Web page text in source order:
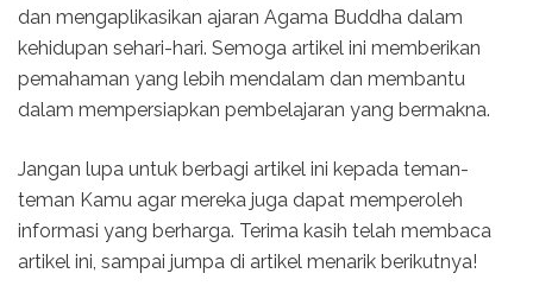
dan mengaplikasikan ajaran Agama Buddha dalam
kehidupan sehari-hari. Semoga artikel ini memberikan
pemahaman yang lebih mendalam dan membantu
dalam mempersiapkan pembelajaran yang bermakna.
Jangan lupa untuk berbagi artikel ini kepada teman-
teman Kamu agar mereka juga dapat memperoleh
informasi yang berharga. Terima kasih telah membaca
artikel ini, sampai jumpa di artikel menarik berikutnya!